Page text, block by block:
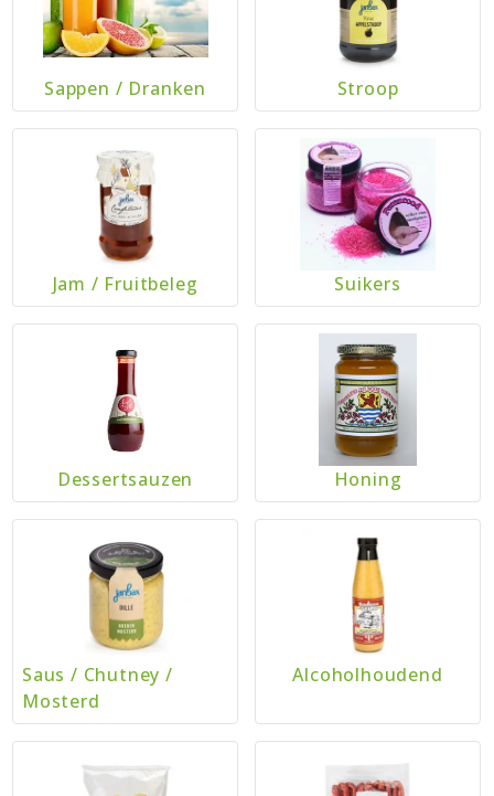
Sappen / Dranken Stroop
Jam / Fruitbeleg Suikers
Dessertsauzen Honing
Saus / Chutney/
Mosterd
Alcoholhoudend